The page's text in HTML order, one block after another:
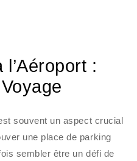
:
souvent un aspect crucial
une place de parking
sembler être un défi de